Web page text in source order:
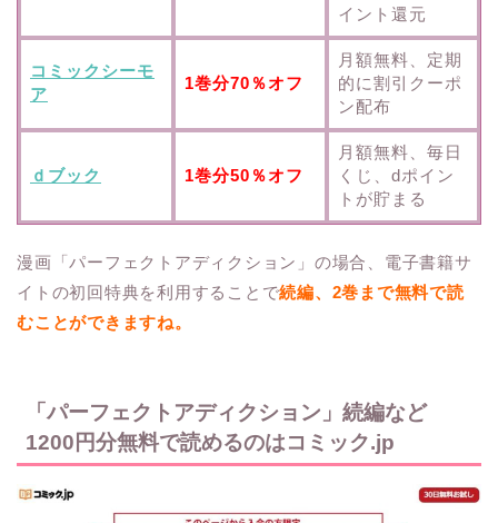
イント還元
コミックシーモ
ア
1巻分70％オフ
月額無料、定期
的に割引クーポ
ン配布
ｄブック 1巻分50％オフ
月額無料、毎日
くじ、dポイン
トが貯まる
漫画「パーフェクトアディクション」の場合、電子書籍サ
イトの初回特典を利用することで続編、2巻まで無料で読
むことができますね。
「パーフェクトアディクション」続編など
1200円分無料で読めるのはコミック.jp